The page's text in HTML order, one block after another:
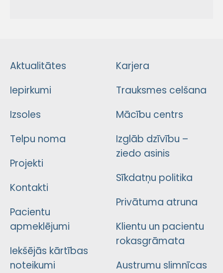
Aktualitātes
Iepirkumi
Izsoles
Telpu noma
Projekti
Kontakti
Pacientu
apmeklējumi
Iekšējās kārtības
noteikumi
Karjera
Trauksmes celšana
Mācību centrs
Izglāb dzīvību –
ziedo asinis
Sīkdatņu politika
Privātuma atruna
Klientu un pacientu
rokasgrāmata
Austrumu slimnīcas